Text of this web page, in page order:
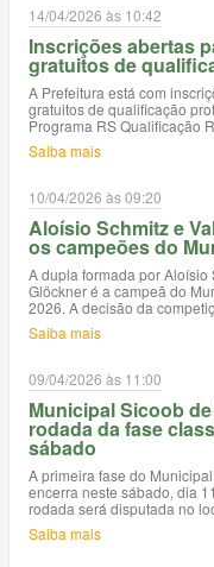
14/04/2026 às 10:42
Inscrições abertas
gratuitos de
A Prefeitura está com
gratuitos de qualificação
Programa RS Qualificação
Saiba mais
10/04/2026 às 09:20
Aloísio Schmitz e
os campeões do
A dupla formada por Aloísio
Glöckner é a campeã do
2026. A decisão da
Saiba mais
09/04/2026 às 11:00
Municipal Sicoob
rodada da fase
sábado
A primeira fase do
encerra neste sábado, dia
rodada será disputada no
Saiba mais